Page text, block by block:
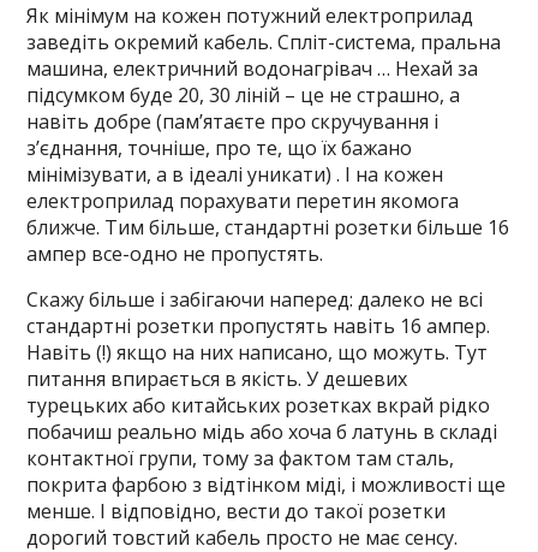
Як мінімум на кожен потужний електроприлад
заведіть окремий кабель. Спліт-система, пральна
машина, електричний водонагрівач … Нехай за
підсумком буде 20, 30 ліній – це не страшно, а
навіть добре (пам’ятаєте про скручування і
з’єднання, точніше, про те, що їх бажано
мінімізувати, а в ідеалі уникати) . І на кожен
електроприлад порахувати перетин якомога
ближче. Тим більше, стандартні розетки більше 16
ампер все-одно не пропустять.
Скажу більше і забігаючи наперед: далеко не всі
стандартні розетки пропустять навіть 16 ампер.
Навіть (!) якщо на них написано, що можуть. Тут
питання впирається в якість. У дешевих
турецьких або китайських розетках вкрай рідко
побачиш реально мідь або хоча б латунь в складі
контактної групи, тому за фактом там сталь,
покрита фарбою з відтінком міді, і можливості ще
менше. І відповідно, вести до такої розетки
дорогий товстий кабель просто не має сенсу.